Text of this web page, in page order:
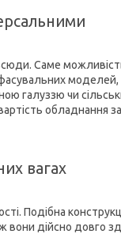
Саме
моделей,
галуззю чи
обладнання
вагах
Подібна
дійсно довго